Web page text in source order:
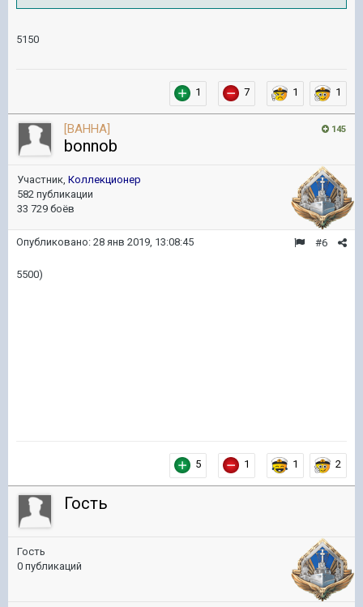
5150
1 7 1 1
145
[BAHHA]
bonnob
Участник, Коллекционер
582 публикации
33 729 боёв
#6
Опубликовано: 28 янв 2019, 13:08:45
5500)
5 1 1 2
Гость
Гость
0 публикаций